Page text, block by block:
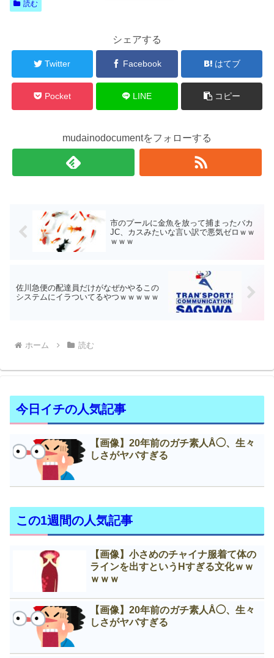
読む
シェアする
Twitter Facebook はてブ
Pocket LINE コピー
mudainodocumentをフォローする
市のプールに金魚を放って捕まったバカ
JC、カスみたいな言い訳で悪気ゼロｗｗ
ｗｗｗ
佐川急便の配達員だけがなぜかやるこの
システムにイラついてるやつｗｗｗｗｗ
ホーム 読む
今日イチの人気記事
【画像】20年前のガチ素人Å◯、生々
しさがヤバすぎる
この1週間の人気記事
【画像】小さめのチャイナ服着て体の
ラインを出すというНすぎる文化ｗｗ
ｗｗｗ
【画像】20年前のガチ素人Å◯、生々
しさがヤバすぎる